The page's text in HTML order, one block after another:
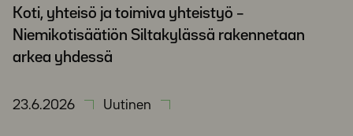
Koti, yhteisö ja toimiva yhteistyö –
Niemikotisäätiön Siltakylässä rakennetaan
arkea yhdessä
23.6.2026 Uutinen